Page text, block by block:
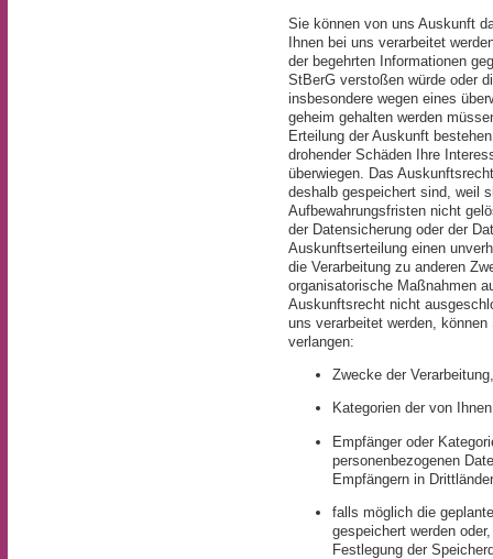
Sie können von uns Auskunft
Ihnen bei uns verarbeitet
der begehrten Informationen
StBerG verstoßen würde oder
insbesondere wegen eines
geheim gehalten werden
Erteilung der Auskunft
drohender Schäden Ihre
überwiegen. Das
deshalb gespeichert sind, weil
Aufbewahrungsfristen nicht
der Datensicherung oder der
Auskunftserteilung einen
die Verarbeitung zu anderen
organisatorische Maßnahmen
Auskunftsrecht nicht
uns verarbeitet werden,
verlangen:
Zwecke der Verarbeitung,
Kategorien der von
Empfänger oder
personenbezogenen
Empfängern in
falls möglich die
gespeichert werden
Festlegung der